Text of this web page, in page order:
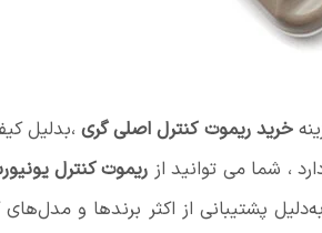
خرید ریموت کنترل اصلی گری ،بدلیل
، شما می توانید از ریموت کنترل
پشتیبانی از اکثر برندها و مدل‌های